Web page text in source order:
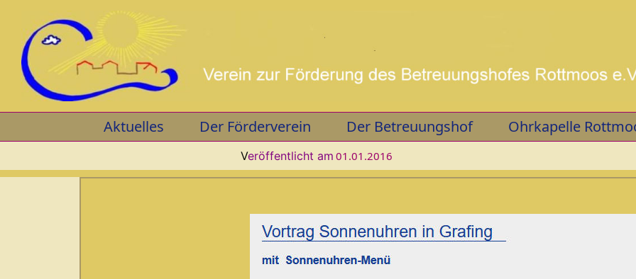
content
Aktuelles Der Förderverein Der Betreuungshof Ohrkapelle
Veröffentlicht am 01.01.2016